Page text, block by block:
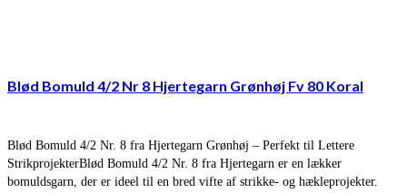
Blød Bomuld 4/2 Nr 8 Hjertegarn Grønhøj Fv 80 Koral
Blød Bomuld 4/2 Nr. 8 fra Hjertegarn Grønhøj – Perfekt til Lettere
StrikprojekterBlød Bomuld 4/2 Nr. 8 fra Hjertegarn er en lækker
bomuldsgarn, der er ideel til en bred vifte af strikke- og hækleprojekter.